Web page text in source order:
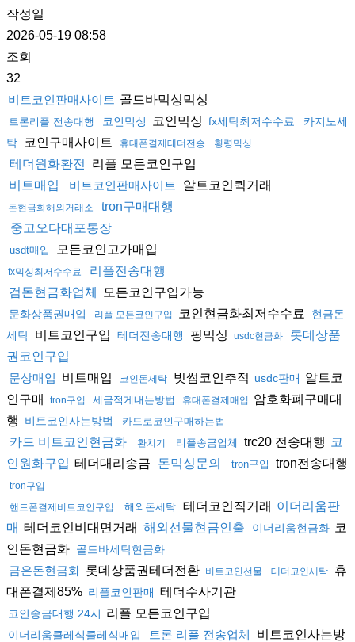
작성일
2026-05-19 08:58
조회
32
비트코인판매사이트 골드바믹싱믹싱
트론리플 전송대행 코인믹싱 코인믹싱 fx세탁최저수수료
카지노세
탁
코인구매사이트 휴대폰결제테더전송 횡령믹싱
테더원화환전 리플 모든코인구입
비트매입 비트코인판매사이트 알트코인퀵거래
돈현금화해외거래소
tron구매대행
중고오다대포통장
usdt매입 모든코인고가매입
fx믹싱최저수수료
리플전송대행
검돈현금화업체
모든코인구입가능
문화상품권매입 리플 모든코인구입 코인현금화최저수수료
현금돈
세탁 비트코인구입 테더전송대행 핑믹싱 usdc현금화
롯데상품
권코인구입
문상매입 비트매입 코인돈세탁 빗썸코인추적 usdc판매 알트코
인구매
tron구입 세금적게내는방법 휴대폰결제매입 암호화폐구매대
행
비트코인사는방법 카드로코인구매하는법
카드 비트코인현금화 환치기 리플송금업체 trc20 전송대행 코
인원화구입 테더대리송금 돈믹싱문의 tron구입 tron전송대행
tron구입
핸드폰결제비트코인구입
해외돈세탁 테더코인직거래 이더리움판
매 테더코인비대면거래 해외선물현금인출 이더리움현금화 코
인돈현금화 골드바세탁현금화
금은돈현금화 롯데상품권테더전환 비트코인선물 테더코인세탁
휴
대폰결제85% 리플코인판매 테더수사기관
코인송금대행 24시 리플 모든코인구입
이더리움클레식클레식매입 트론 리플 전송업체
비트코인사는방